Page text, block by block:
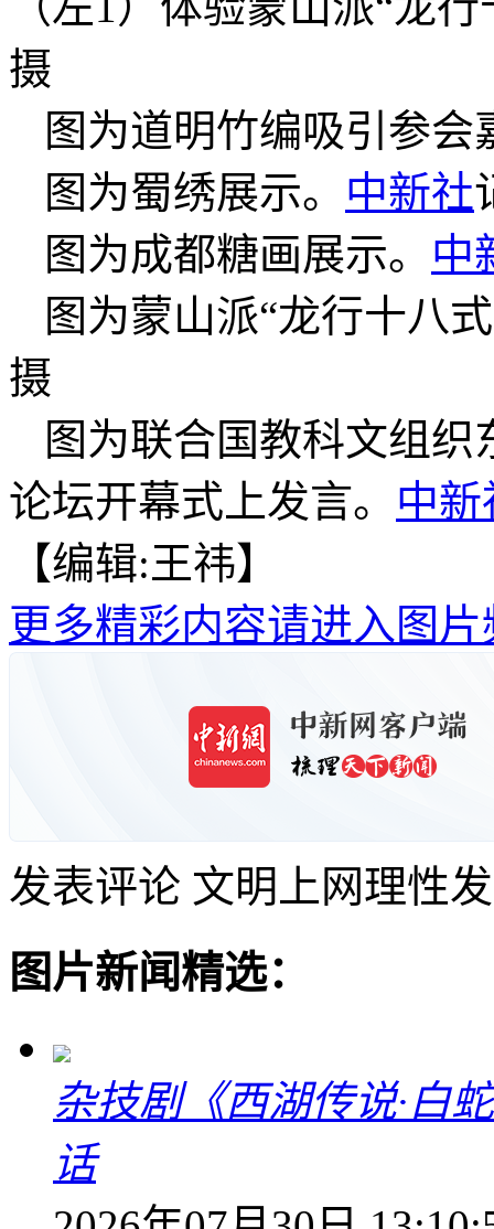
摄
图为道明竹编吸引参会
图为蜀绣展示。 中新社
图为成都糖画展示。 中
图为蒙山派“龙行十八
摄
图为联合国教科文组
论坛开幕式上发言。 中新
【编辑:王祎】
更多精彩内容请进入图片
发表评论 文明上网理性
图片新闻精选：
杂技剧《西湖传说·白
话